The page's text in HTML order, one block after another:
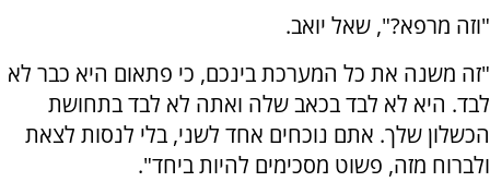
"וזה מרפא?", שאל יואב.
"זה משנה את כל המערכת בינכם, כי פתאום היא כבר לא
לבד. היא לא לבד בכאב שלה ואתה לא לבד בתחושת
הכשלון שלך. אתם נוכחים אחד לשני, בלי לנסות לצאת
ולברוח מזה, פשוט מסכימים להיות ביחד".